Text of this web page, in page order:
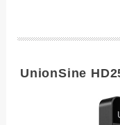
UnionSine